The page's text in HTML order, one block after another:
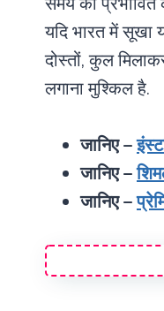
यदि भारत में सूखा
दोस्तों, कुल
लगाना मुश्किल है.
जानिए –
जानिए –
जानिए –